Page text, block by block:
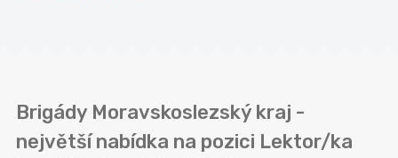
Brigády Moravskoslezský kraj -
největší nabídka na pozici Lektor/ka